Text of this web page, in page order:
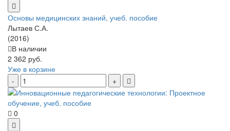
Основы медицинских знаний, учеб. пособие
Лытаев С.А.
(2016)
В наличии
2 362 руб.
Уже в корзине
0